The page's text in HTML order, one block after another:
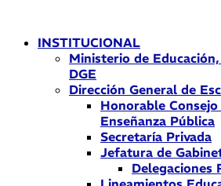
contenidoINSTITUCIONAL
Ministerio de
DGE
Dirección General de
Honorable
Enseñanza Pública
Secretaría Privada
Jefatura de
Delegaciones